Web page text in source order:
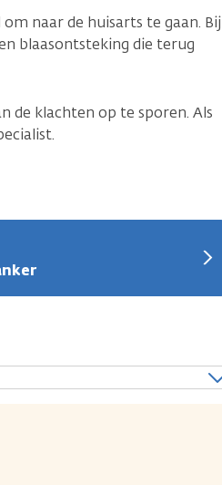
naar de huisarts te gaan. Bij
blaasontsteking die terug
de klachten op te sporen. Als